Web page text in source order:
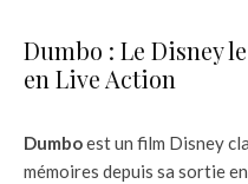
Dumbo : Le Disney
en Live Action
Dumboest un film Disney
mémoires depuis sa sortie